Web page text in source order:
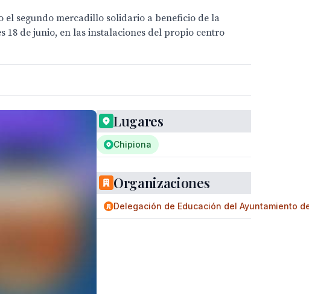
el segundo mercadillo solidario a beneficio de la
18 de junio, en las instalaciones del propio centro
Lugares
Chipiona
Organizaciones
Delegación de Educación del Ayuntamiento